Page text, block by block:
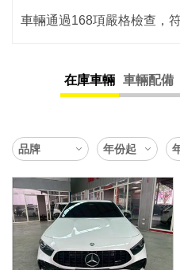
車輛通過168項嚴格檢查，
在庫車輛 車輛配備